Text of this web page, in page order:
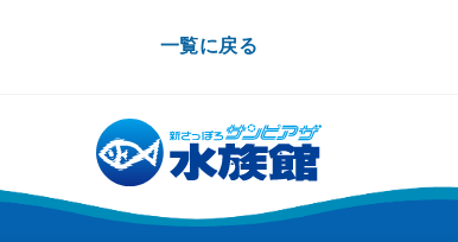
一覧に戻る